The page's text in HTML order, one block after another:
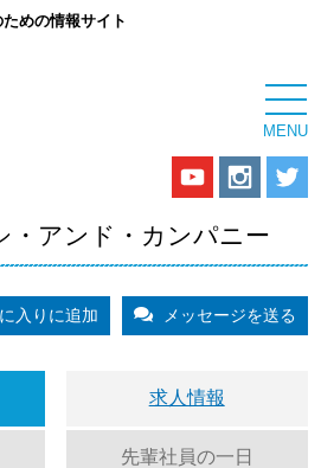
ための情報サイト
・アンド・カンパニー
入りに追加 メッセージを送る
求人情報
先輩社員の一日